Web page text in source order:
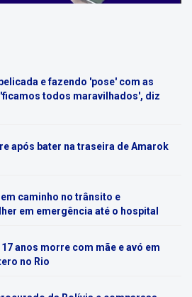
e fazendo 'pose' com as
todos maravilhados', diz
após bater na traseira de Amarok
caminho no trânsito e
em emergência até o hospital
anos morre com mãe e avó em
no Rio